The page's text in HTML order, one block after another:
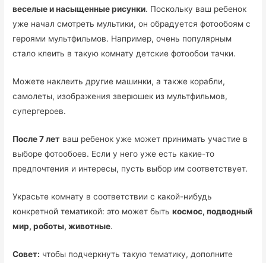
веселые и насыщенные рисунки. Поскольку ваш ребенок
уже начал смотреть мультики, он обрадуется фотообоям с
героями мультфильмов. Например, очень популярным
стало клеить в такую комнату детские фотообои тачки.
Можете наклеить другие машинки, а также корабли,
самолеты, изображения зверюшек из мультфильмов,
супергероев.
После 7 лет ваш ребенок уже может принимать участие в
выборе фотообоев. Если у него уже есть какие-то
предпочтения и интересы, пусть выбор им соответствует.
Украсьте комнату в соответствии с какой-нибудь
конкретной тематикой: это может бытькосмос, подводный
мир, роботы, животные.
Совет: чтобы подчеркнуть такую тематику, дополните